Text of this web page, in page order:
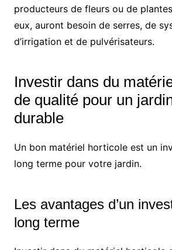
producteurs de fleurs ou de
eux, auront besoin de serres, de
d’irrigation et de pulvérisateurs.
Investir dans du
de qualité pour un
durable
Un bon matériel horticole est un
long terme pour votre jardin.
Les avantages d’un
long terme